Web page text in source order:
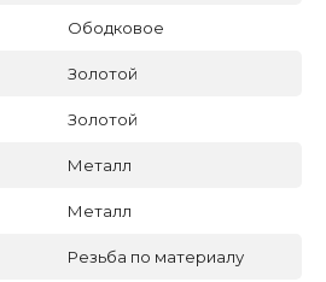
Ободковое
Золотой
Золотой
Металл
Металл
Резьба по материалу